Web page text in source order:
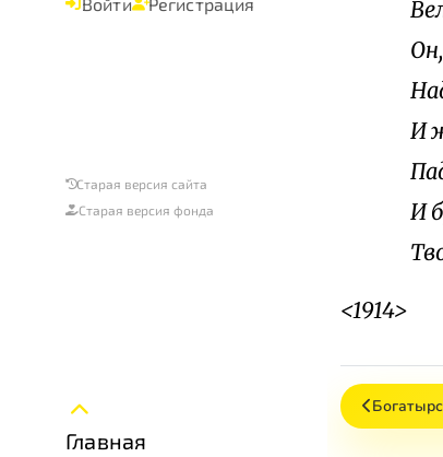
Старая версия сайта
Старая версия фонда
Главная
И
И
<1914>